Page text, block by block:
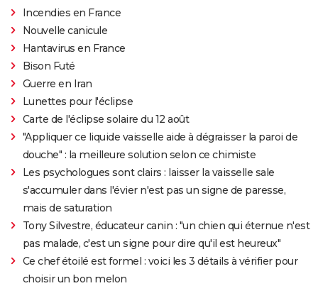
Incendies en France
Nouvelle canicule
Hantavirus en France
Bison Futé
Guerre en Iran
Lunettes pour l'éclipse
Carte de l'éclipse solaire du 12 août
"Appliquer ce liquide vaisselle aide à dégraisser la paroi de
douche" : la meilleure solution selon ce chimiste
Les psychologues sont clairs : laisser la vaisselle sale
s'accumuler dans l'évier n'est pas un signe de paresse,
mais de saturation
Tony Silvestre, éducateur canin : "un chien qui éternue n'est
pas malade, c'est un signe pour dire qu'il est heureux"
Ce chef étoilé est formel : voici les 3 détails à vérifier pour
choisir un bon melon